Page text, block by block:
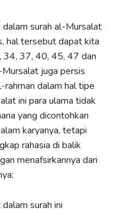
surah al-Mursalat
hal tersebut dapat kita
37, 40, 45, 47 dan
juga persis
rahman dalam hal tipe
ini para ulama tidak
yang dicontohkan
karyanya, tetapi
rahasia di balik
menafsirkannya dari
surah ini